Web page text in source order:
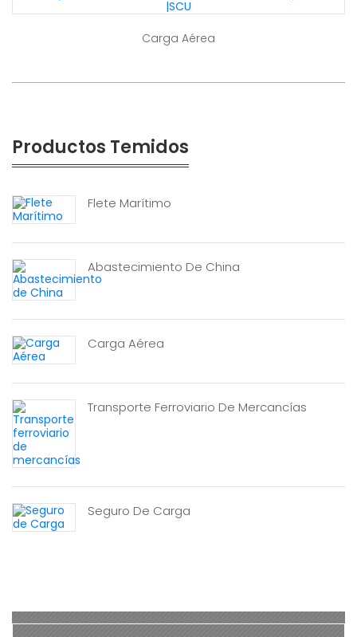
Carga Aérea
Productos Temidos
Flete Marítimo
Abastecimiento De China
Carga Aérea
Transporte Ferroviario De Mercancías
Seguro De Carga